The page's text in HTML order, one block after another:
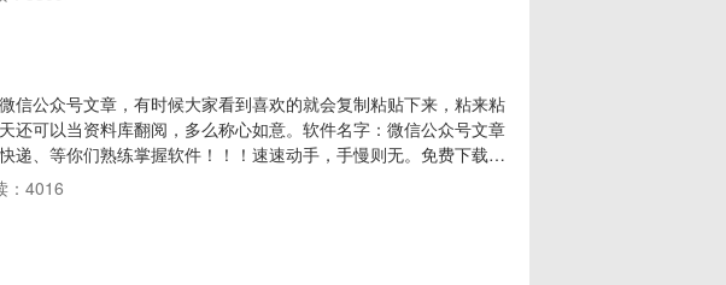
word、pdf、HTML等功能二：可以下载保存微信文章已发的音
信公众号文章，有时候大家看到喜欢的就会复制粘贴下来，粘来粘
还可以当资料库翻阅，多么称心如意。软件名字：微信公众号文章
递、等你们熟练掌握软件！！！速速动手，手慢则无。免费下载软
论你需要哪一种，都可以下载下来，所以请放心大胆的学会这
学会这个软件熟练程度一定要达到word及Excel级别。随随便便一
：4016